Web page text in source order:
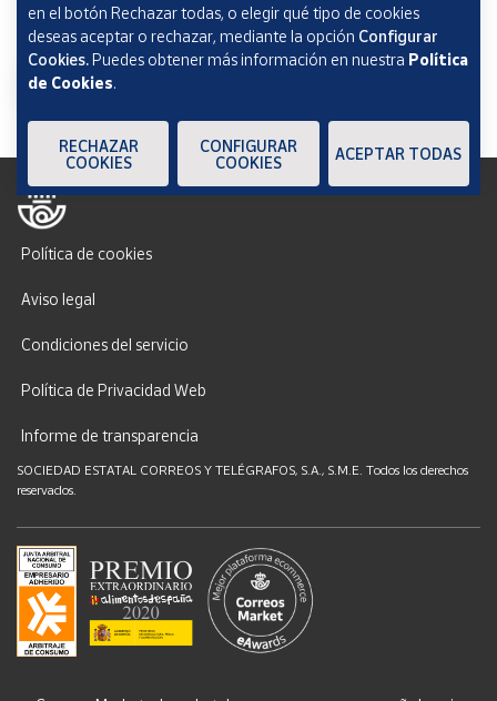
Política de cookies
Aviso legal
Condiciones del servicio
Política de Privacidad Web
Informe de transparencia
SOCIEDAD ESTATAL CORREOS Y TELÉGRAFOS, S.A., S.M.E. Todos los derechos
reservados.
en el botón Rechazar todas, o elegir qué tipo de cookies
deseas aceptar o rechazar, mediante la opción Configurar
Cookies.Puedes obtener más información en nuestra Política
de Cookies.
RECHAZAR
COOKIES
CONFIGURAR
COOKIES
ACEPTAR TODAS